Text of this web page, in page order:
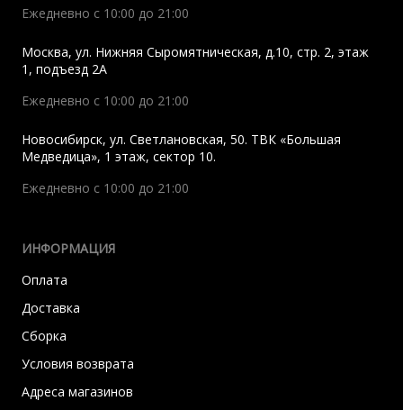
Ежедневно с 10:00 до 21:00
Москва, ул. Нижняя Сыромятническая, д.10, стр. 2, этаж
1, подъезд 2A
Ежедневно с 10:00 до 21:00
Новосибирск, ул. Светлановская, 50. ТВК «Большая
Медведица», 1 этаж, сектор 10.
Ежедневно с 10:00 до 21:00
ИНФОРМАЦИЯ
Оплата
Доставка
Сборка
Условия возврата
Адреса магазинов